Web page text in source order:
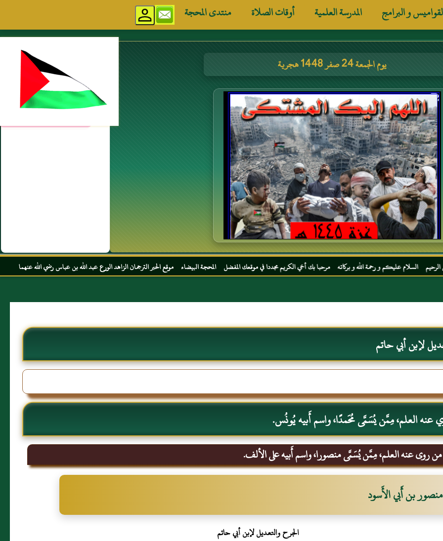
و البرامج المدرسة العلمية أوقات الصلاة منتدى المحجة
يوم الجمعة 24 صفر 1448 هجرية مواقع إسلامية
عليكم و رحمة الله و بركاته مرحبا بك أخي الكريم مجددا في موقعك المفضل المحجة البيضاء موقع الحبر الترجمان الزاهد الورع عبد الله بن عباس رضي الله عنهما
لإبن أبي حاتم
العلم، مِمَّن يُسَمَّى مُحَمدًا، واسم أَبيه يُونُس.
روى عنه العلم، مِمَّن يُسَمَّى منصورا، واسم أَبيه على الألف.
منصور بن أَبي الأَسود
الجرح والتعديل لإبن أبي حاتم